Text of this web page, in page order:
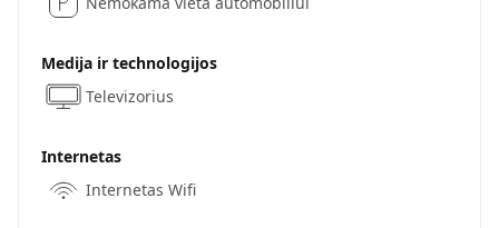
Medija ir technologijos
Televizorius
Internetas
Internetas Wifi